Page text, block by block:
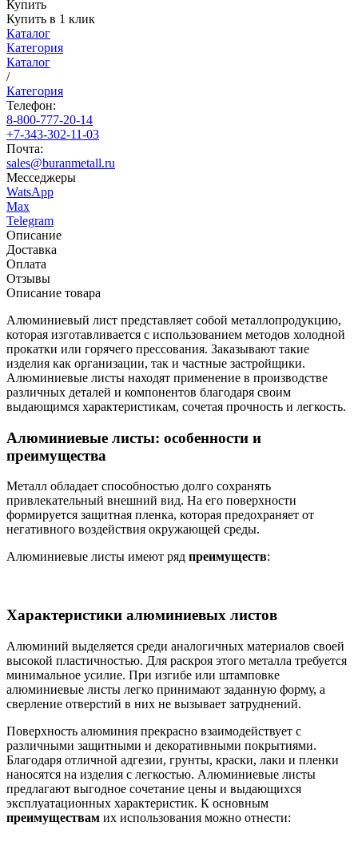
Купить
Купить в 1 клик
Каталог
Категория
Каталог
/
Категория
Телефон:
8-800-777-20-14
+7-343-302-11-03
Почта:
sales@buranmetall.ru
Месседжеры
WatsApp
Max
Telegram
Описание
Доставка
Оплата
Отзывы
Описание товара
Алюминиевый лист представляет собой металлопродукцию,
которая изготавливается с использованием методов холодной
прокатки или горячего прессования. Заказывают такие
изделия как организации, так и частные застройщики.
Алюминиевые листы находят применение в производстве
различных деталей и компонентов благодаря своим
выдающимся характеристикам, сочетая прочность и легкость.
Алюминиевые листы: особенности и
преимущества
Металл обладает способностью долго сохранять
привлекательный внешний вид. На его поверхности
формируется защитная пленка, которая предохраняет от
негативного воздействия окружающей среды.
Алюминиевые листы имеют ряд преимуществ:
Характеристики алюминиевых листов
Алюминий выделяется среди аналогичных материалов своей
высокой пластичностью. Для раскроя этого металла требуется
минимальное усилие. При изгибе или штамповке
алюминиевые листы легко принимают заданную форму, а
сверление отверстий в них не вызывает затруднений.
Поверхность алюминия прекрасно взаимодействует с
различными защитными и декоративными покрытиями.
Благодаря отличной адгезии, грунты, краски, лаки и пленки
наносятся на изделия с легкостью. Алюминиевые листы
предлагают выгодное сочетание цены и выдающихся
эксплуатационных характеристик. К основным
преимуществам их использования можно отнести: